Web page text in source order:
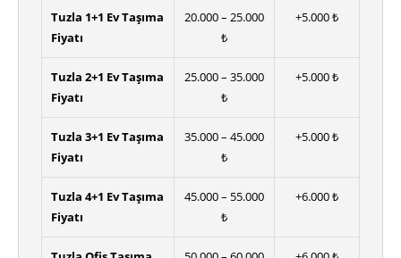
Tuzla 1+1 Ev Taşıma
Fiyatı
20.000 – 25.000
₺
+5.000 ₺
Tuzla 2+1 Ev Taşıma
Fiyatı
25.000 – 35.000
₺
+5.000 ₺
Tuzla 3+1 Ev Taşıma
Fiyatı
35.000 – 45.000
₺
+5.000 ₺
Tuzla 4+1 Ev Taşıma
Fiyatı
45.000 – 55.000
₺
+6.000 ₺